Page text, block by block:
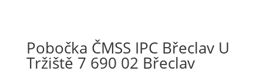
Pobočka ČMSS IPC Břeclav U
Tržiště 7 690 02 Břeclav